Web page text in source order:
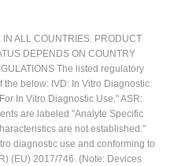
IN ALL COUNTRIES. PRODUCT
DEPENDS ON COUNTRY
The listed regulatory
below: IVD: In Vitro Diagnostic
In Vitro Diagnostic Use." ASR:
are labeled "Analyte Specific
are not established."
diagnostic use and conforming to
(EU) 2017/746. (Note: Devices